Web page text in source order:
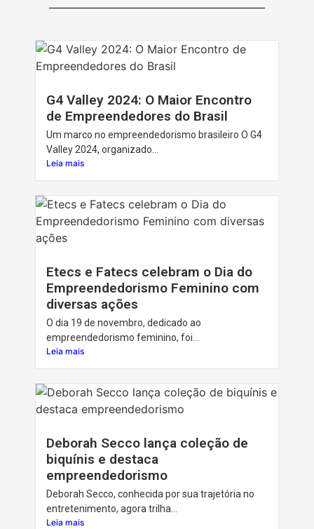
G4 Valley 2024: O Maior Encontro
de Empreendedores do Brasil
Um marco no empreendedorismo brasileiro O G4
Valley 2024, organizado...
Leia mais
Etecs e Fatecs celebram o Dia do
Empreendedorismo Feminino com
diversas ações
O dia 19 de novembro, dedicado ao
empreendedorismo feminino, foi...
Leia mais
Deborah Secco lança coleção de
biquínis e destaca
empreendedorismo
Deborah Secco, conhecida por sua trajetória no
entretenimento, agora trilha...
Leia mais